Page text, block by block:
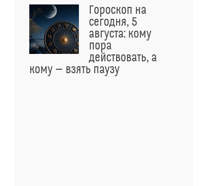
Гороскоп на
сегодня, 5
августа: кому
пора
действовать, а
кому — взять паузу